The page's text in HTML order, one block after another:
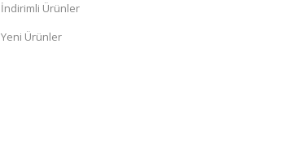
İndirimli Ürünler
Yeni Ürünler